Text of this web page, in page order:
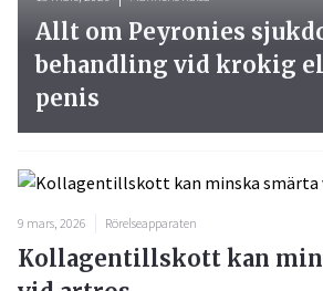
Allt om Peyronies
behandling vid krokig
penis
9 mars, 2026 Rörelseapparaten
Kollagentillskott kan